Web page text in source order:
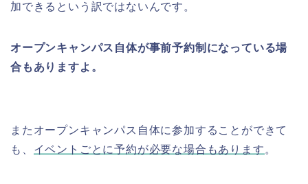
加できるという訳ではないんです。
オープンキャンパス自体が事前予約制になっている場
合もありますよ。
またオープンキャンパス自体に参加することができて
も、 イベントごとに予約が必要な場合もあります 。